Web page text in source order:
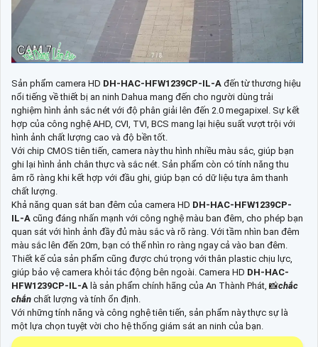
Sản phẩm camera HD DH-HAC-HFW1239CP-IL-A đến từ thương hiệu
nổi tiếng về thiết bị an ninh Dahua mang đến cho người dùng trải
nghiệm hình ảnh sắc nét với độ phân giải lên đến 2.0 megapixel. Sự kết
hợp của công nghệ AHD, CVI, TVI, BCS mang lại hiệu suất vượt trội với
hình ảnh chất lượng cao và độ bền tốt.
Với chip CMOS tiên tiến, camera này thu hình nhiều màu sắc, giúp bạn
ghi lại hình ảnh chân thực và sắc nét. Sản phẩm còn có tính năng thu
âm rõ ràng khi kết hợp với đầu ghi, giúp bạn có dữ liệu tựa âm thanh
chất lượng.
Khả năng quan sát ban đêm của camera HD DH-HAC-HFW1239CP-
IL-A cũng đáng nhấn mạnh với công nghệ màu ban đêm, cho phép bạn
quan sát với hình ảnh đầy đủ màu sắc và rõ ràng. Với tầm nhìn ban đêm
màu sắc lên đến 20m, bạn có thể nhìn ro ràng ngay cả vào ban đêm.
Thiết kế của sản phẩm cũng được chú trọng với thân plastic chịu lực,
giúp bảo vệ camera khỏi tác động bên ngoài. Camera HD DH-HAC-
HFW1239CP-IL-A là sản phẩm chính hãng của An Thành Phát, 📸chắc
chắn chất lượng và tính ổn định.
Với những tính năng và công nghệ tiên tiến, sản phẩm này thực sự là
một lựa chọn tuyệt vời cho hệ thống giám sát an ninh của bạn.